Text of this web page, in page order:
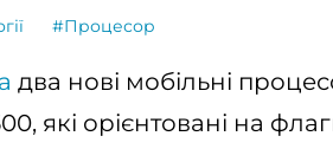
#Процесор
два нові мобільні
які орієнтовані на